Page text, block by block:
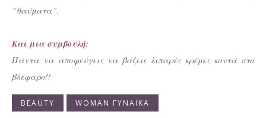
“θαύματα”.
Και μια συμβουλή:
Πάντα να αποφεύγεις να βάζεις λιπαρές κρέμες κοντά στο
βλέφαρο!!
BEAUTY WOMAN ΓΥΝΑΙΚΑ